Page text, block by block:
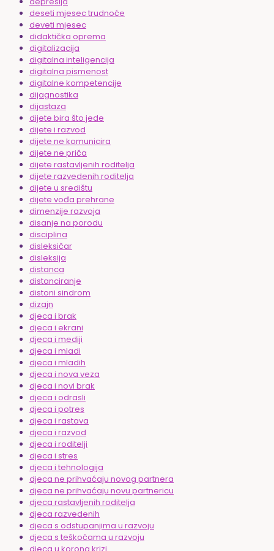
deseti mjesec trudnoće
deveti mjesec
didaktička oprema
digitalizacija
digitalna inteligencija
digitalna pismenost
digitalne kompetencije
dijagnostika
dijastaza
dijete bira što jede
dijete i razvod
dijete ne komunicira
dijete ne priča
dijete rastavljenih roditelja
dijete razvedenih roditelja
dijete u središtu
dijete vođa prehrane
dimenzije razvoja
disanje na porodu
disciplina
disleksičar
disleksija
distanca
distanciranje
distoni sindrom
dizajn
djeca i brak
djeca i ekrani
djeca i mediji
djeca i mladi
djeca i mladih
djeca i nova veza
djeca i novi brak
djeca i odrasli
djeca i potres
djeca i rastava
djeca i razvod
djeca i roditelji
djeca i stres
djeca i tehnologija
djeca ne prihvaćaju novog partnera
djeca ne prihvaćaju novu partnericu
djeca rastavljenih roditelja
djeca razvedenih
djeca s odstupanjima u razvoju
djeca s teškoćama u razvoju